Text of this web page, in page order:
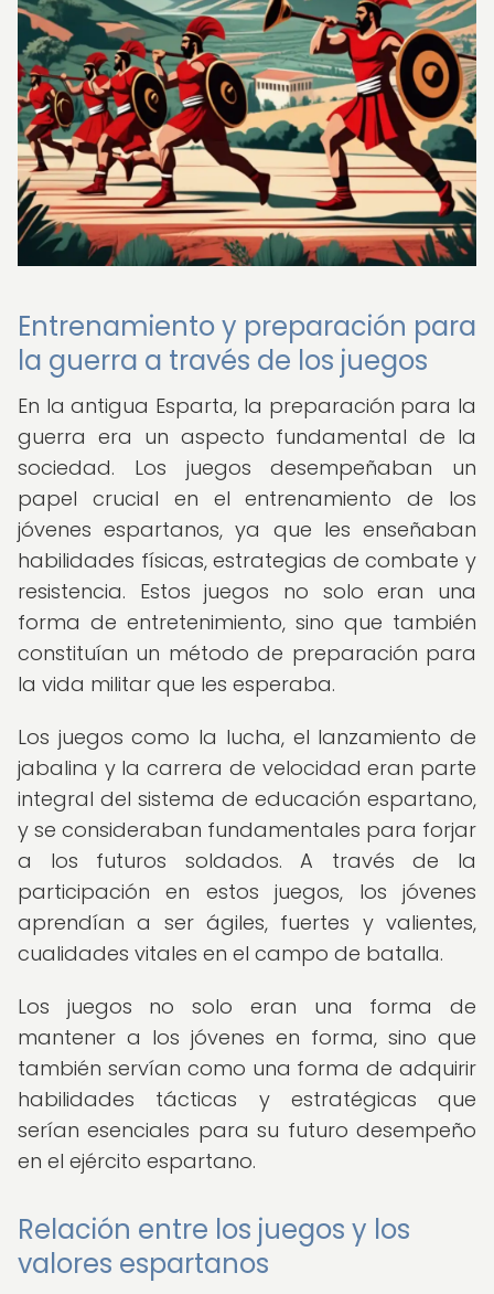
Entrenamiento y preparación para
la guerra a través de los juegos
En la antigua Esparta, la preparación para la
guerra era un aspecto fundamental de la
sociedad. Los juegos desempeñaban un
papel crucial en el entrenamiento de los
jóvenes espartanos, ya que les enseñaban
habilidades físicas, estrategias de combate y
resistencia. Estos juegos no solo eran una
forma de entretenimiento, sino que también
constituían un método de preparación para
la vida militar que les esperaba.
Los juegos como la lucha, el lanzamiento de
jabalina y la carrera de velocidad eran parte
integral del sistema de educación espartano,
y se consideraban fundamentales para forjar
a los futuros soldados. A través de la
participación en estos juegos, los jóvenes
aprendían a ser ágiles, fuertes y valientes,
cualidades vitales en el campo de batalla.
Los juegos no solo eran una forma de
mantener a los jóvenes en forma, sino que
también servían como una forma de adquirir
habilidades tácticas y estratégicas que
serían esenciales para su futuro desempeño
en el ejército espartano.
Relación entre los juegos y los
valores espartanos